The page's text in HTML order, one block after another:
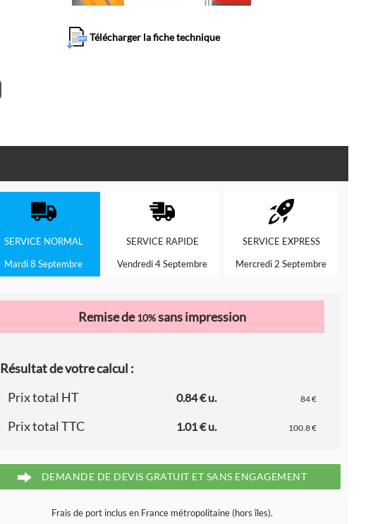
Télécharger la fiche technique
SERVICE NORMAL
Mardi 8 Septembre
SERVICE RAPIDE
Vendredi 4 Septembre
SERVICE EXPRESS
Mercredi 2 Septembre
Remise de10%sans impression
Résultat de votre calcul :
Prix total HT
0.84 € u. 84 €
Prix total TTC 1.01 € u. 100.8 €
DEMANDE DE DEVIS GRATUIT ET SANS ENGAGEMENT
Frais de port inclus en France métropolitaine (hors îles).